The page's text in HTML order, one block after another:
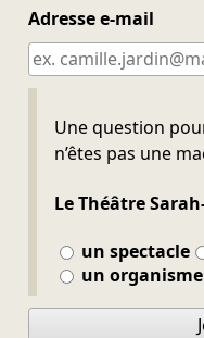
Adresse e-mail
Une question
n’êtes pas une
Le Théâtre
un spectacle
un organisme
Ne pas remplir